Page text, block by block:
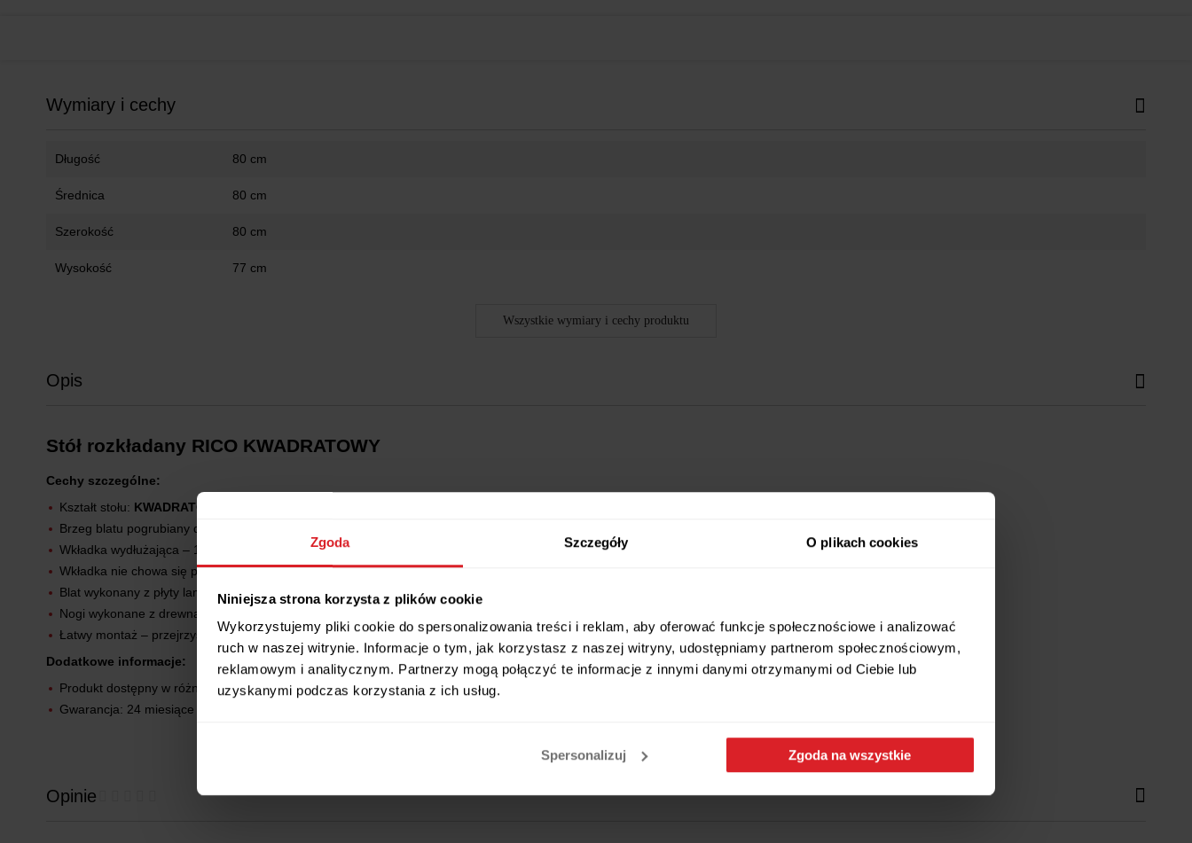
Zgoda Szczegóły O plikach cookies
Niniejsza strona korzysta z plików cookie
Wykorzystujemy pliki cookie do spersonalizowania treści i reklam, aby oferować funkcje społecznościowe i analizować
ruch w naszej witrynie. Informacje o tym, jak korzystasz z naszej witryny, udostępniamy partnerom społecznościowym,
reklamowym i analitycznym. Partnerzy mogą połączyć te informacje z innymi danymi otrzymanymi od Ciebie lub
uzyskanymi podczas korzystania z ich usług.
Spersonalizuj Zgoda na wszystkie
Wymiary i cechy
Długość 80 cm
Średnica 80 cm
Szerokość 80 cm
Wysokość 77 cm
Wszystkie wymiary i cechy produktu
Opis
Stół rozkładany RICO KWADRATOWY
Cechy szczególne:
Kształt stołu: KWADRATOWY
Brzeg blatu pogrubiany do 36 mm
Wkładka wydłużająca – 1 sztuka 50 cm
Wkładka nie chowa się pod blat
Blat wykonany z płyty laminowanej oklejonej PCV
Nogi wykonane z drewna bukowego
Łatwy montaż – przejrzysta instrukcja oraz wszystkie potrzebne akcesoria w zestawie
Dodatkowe informacje:
Produkt dostępny w różnych kolorach
Gwarancja: 24 miesiące
Opinie